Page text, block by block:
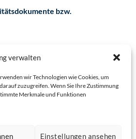
verwalten
wir Technologien wie Cookies, um
zuzugreifen. Wenn Sie Ihre Zustimmung
Merkmale und Funktionen
Einstellungen ansehen
bzw.
und Isolierung